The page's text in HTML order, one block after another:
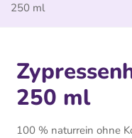
250 ml
250 ml
100 % naturrein ohne